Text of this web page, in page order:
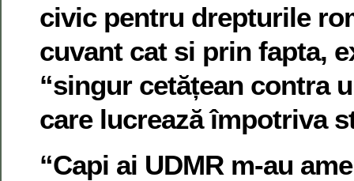
civic pentru drepturile
cuvant cat si prin fapta,
“singur cetățean contra
care lucrează împotriva
“Capi ai UDMR m-au